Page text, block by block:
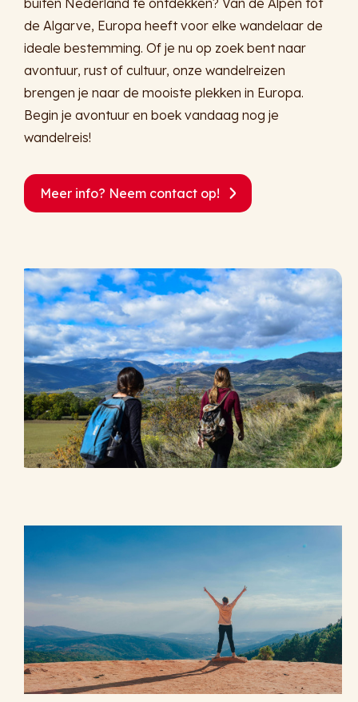
buiten Nederland te ontdekken? Van de Alpen tot
de Algarve, Europa heeft voor elke wandelaar de
ideale bestemming. Of je nu op zoek bent naar
avontuur, rust of cultuur, onze wandelreizen
brengen je naar de mooiste plekken in Europa.
Begin je avontuur en boek vandaag nog je
wandelreis!
Meer info? Neem contact op!